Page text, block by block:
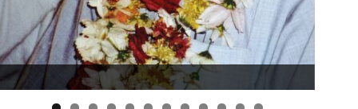
Mohammad Jahn war der erste Angestellte ab 1989